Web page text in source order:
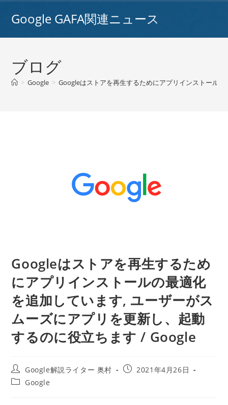
Google GAFA関連ニュース
ブログ
> Google > Googleはストアを再生するためにアプリインストール
Googleはストアを再生するため
にアプリインストールの最適化
を追加しています, ユーザーがス
ムーズにアプリを更新し、起動
するのに役立ちます / Google
投
稿
者:
Google解説ライター 奥村
投
2021年4月26日
投
Google